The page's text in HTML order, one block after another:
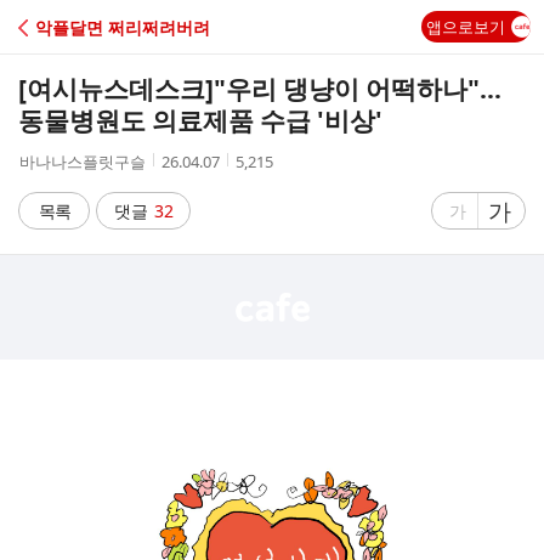
C
A
악플달면 쩌리쩌려버려 앱으로보기
[여시뉴스데스크]"우리 댕냥이 어떡하나"…
동물병원도 의료제품 수급 '비상'
작
자
바나나스플릿구슬
작
시
간
26.04.07
조
5,215
목록 댓글 32
글
가
글
자
가